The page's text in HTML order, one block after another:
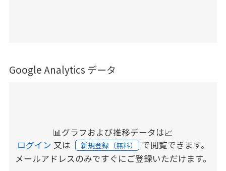
Google Analytics データ
📊グラフおよび推移データは📈
ログイン 又は 新規登録（無料） で閲覧できます。
メールアドレスのみですぐにご登録いただけます。